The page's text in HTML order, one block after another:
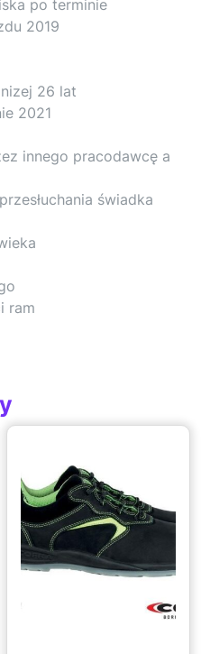
po terminie
2019
26 lat
2021
innego pracodawcę a
świadka
ram